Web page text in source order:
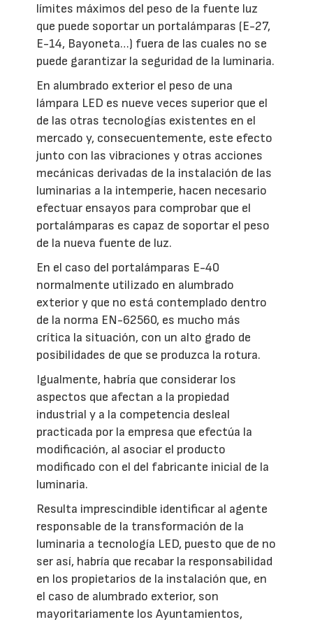
límites máximos del peso de la fuente luz
que puede soportar un portalámparas (E-27,
E-14, Bayoneta…) fuera de las cuales no se
puede garantizar la seguridad de la luminaria.
En alumbrado exterior el peso de una
lámpara LED es nueve veces superior que el
de las otras tecnologías existentes en el
mercado y, consecuentemente, este efecto
junto con las vibraciones y otras acciones
mecánicas derivadas de la instalación de las
luminarias a la intemperie, hacen necesario
efectuar ensayos para comprobar que el
portalámparas es capaz de soportar el peso
de la nueva fuente de luz.
En el caso del portalámparas E-40
normalmente utilizado en alumbrado
exterior y que no está contemplado dentro
de la norma EN-62560, es mucho más
crítica la situación, con un alto grado de
posibilidades de que se produzca la rotura.
Igualmente, habría que considerar los
aspectos que afectan a la propiedad
industrial y a la competencia desleal
practicada por la empresa que efectúa la
modificación, al asociar el producto
modificado con el del fabricante inicial de la
luminaria.
Resulta imprescindible identificar al agente
responsable de la transformación de la
luminaria a tecnología LED, puesto que de no
ser así, habría que recabar la responsabilidad
en los propietarios de la instalación que, en
el caso de alumbrado exterior, son
mayoritariamente los Ayuntamientos,